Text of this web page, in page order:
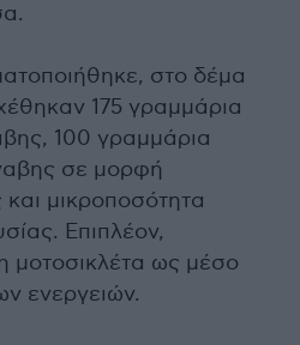
στο δέμα
175 γραμμάρια
100 γραμμάρια
σε μορφή
μικροποσότητα
Επιπλέον,
μοτοσικλέτα ως μέσο
ενεργειών.